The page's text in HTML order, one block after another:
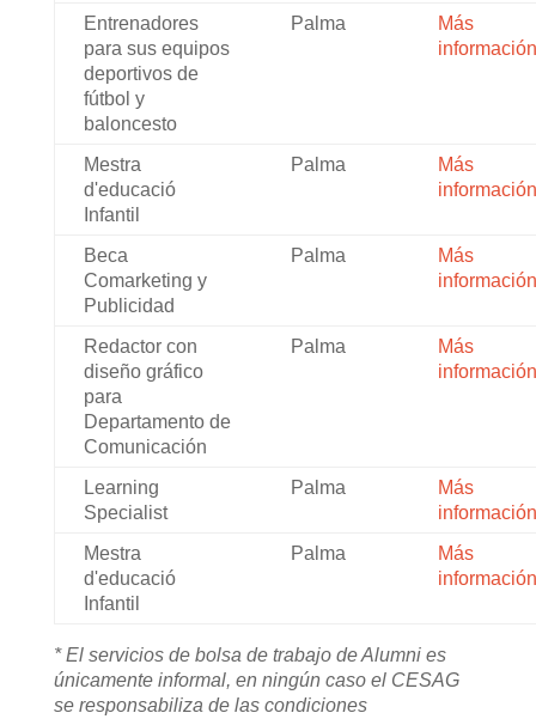
Entrenadores
para sus equipos
deportivos de
fútbol y
baloncesto
Palma
Más
información
Mestra
d'educació
Infantil
Palma
Más
información
Beca
Comarketing y
Publicidad
Palma
Más
información
Redactor con
diseño gráfico
para
Departamento de
Comunicación
Palma
Más
información
Learning
Specialist
Palma
Más
información
Mestra
d'educació
Infantil
Palma
Más
información
* El servicios de bolsa de trabajo de Alumni es
únicamente informal, en ningún caso el CESAG
se responsabiliza de las condiciones